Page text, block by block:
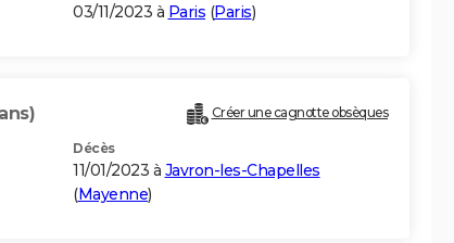
03/11/2023 à Paris (Paris)
Créer une cagnotte obsèques
Décès
11/01/2023 à Javron-les-Chapelles
(Mayenne)